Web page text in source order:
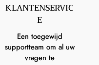
KLANTENSERVIC
E
Een toegewijd
supportteam om al uw
vragen te